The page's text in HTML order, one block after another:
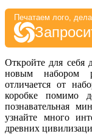
Печатаем лого,
Откройте для себя
новым набором
отличается от
коробке помимо
познавательная
узнайте много
древних